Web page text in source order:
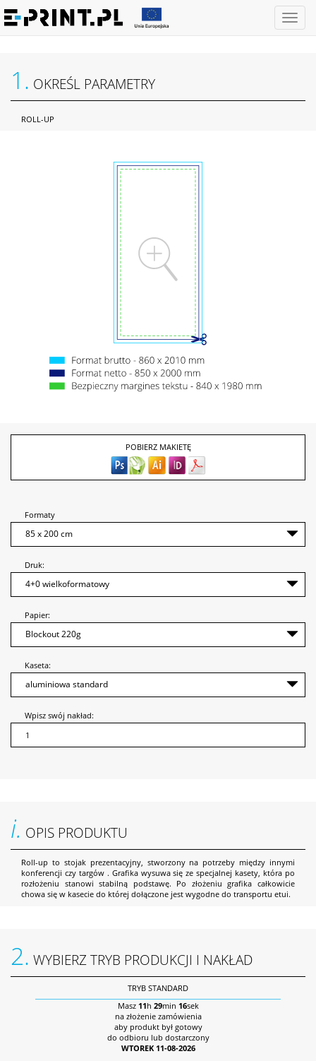
Otwórz
1. OKREŚL PARAMETRY
ROLL-UP
POBIERZ MAKIETĘ
Formaty
Druk:
Papier:
Kaseta:
Wpisz swój nakład:
i. OPIS PRODUKTU
Roll-up to stojak prezentacyjny, stworzony na potrzeby między innymi
konferencji czy targów . Grafika wysuwa się ze specjalnej kasety, która po
rozłożeniu stanowi stabilną podstawę. Po złożeniu grafika całkowicie
chowa się w kasecie do której dołączone jest wygodne do transportu etui.
2. WYBIERZ TRYB PRODUKCJI I NAKŁAD
TRYB STANDARD
Masz 11h 29min 16sek
na złożenie zamówienia
aby produkt był gotowy
do odbioru lub dostarczony
WTOREK 11-08-2026